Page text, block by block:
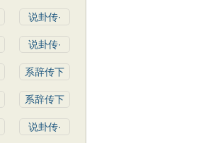
说卦传·
说卦传·
系辞传下
系辞传下
说卦传·